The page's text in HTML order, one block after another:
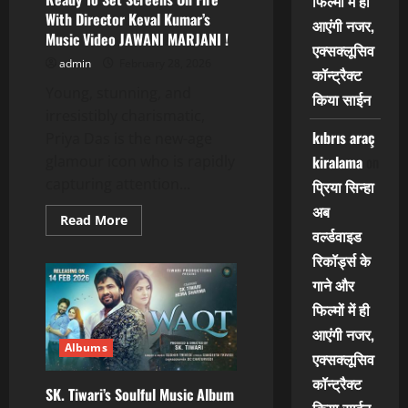
With Director Keval Kumar’s
Music Video JAWANI MARJANI !
admin
Read MoreRead
more
Das
Kolkata’s
Glam
Queen
Ready
To
Set
Screens
On
Fire
With
Albums
SK. Tiwari’s Soulful Music Album
आएंगी नजर,
एक्सक्लूसिव
कॉन्ट्रैक्ट
किया साईन
kıbrıs araç
kiralamaon
प्रिया सिन्हा
अब
वर्ल्डवाइड
रिकॉर्ड्स के
गाने और
फिल्मों में ही
आएंगी नजर,
एक्सक्लूसिव
कॉन्ट्रैक्ट